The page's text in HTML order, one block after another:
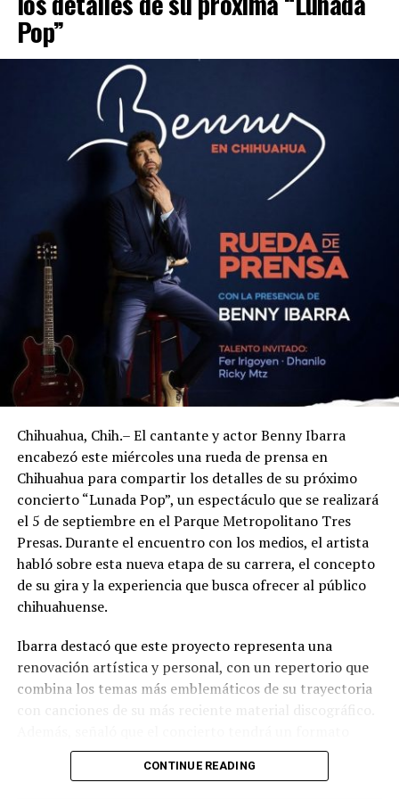
Pop”
Chihuahua, Chih.– El cantante y actor Benny Ibarra
encabezó este miércoles una rueda de prensa en
Chihuahua para compartir los detalles de su próximo
concierto “Lunada Pop”, un espectáculo que se realizará
el 5 de septiembre en el Parque Metropolitano Tres
Presas. Durante el encuentro con los medios, el artista
habló sobre esta nueva etapa de su carrera, el concepto
de su gira y la experiencia que busca ofrecer al público
chihuahuense.
Ibarra destacó que este proyecto representa una
renovación artística y personal, con un repertorio que
combina los temas más emblemáticos de su trayectoria
con canciones de su más reciente material discográfico.
pensado para disfrutarse al aire libre, acompañado de
propuestas gastronómicas, talento local y una
CONTINUE READING